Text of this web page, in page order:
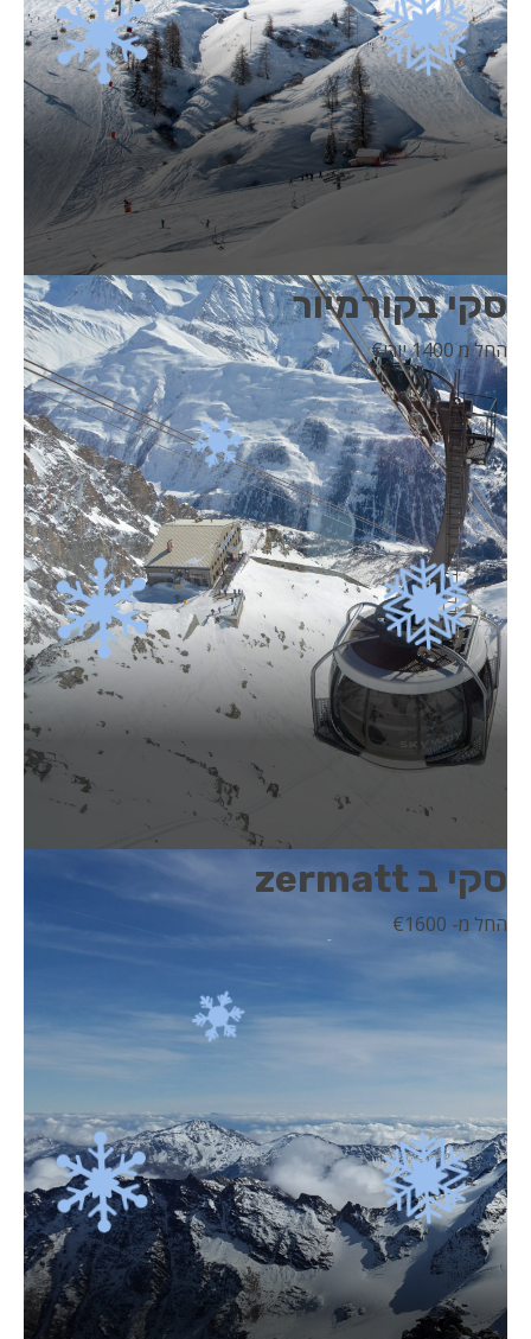
סקי בקורמיור
החל מ 1400 יורו €
סקי ב zermatt
החל מ- 1600 €